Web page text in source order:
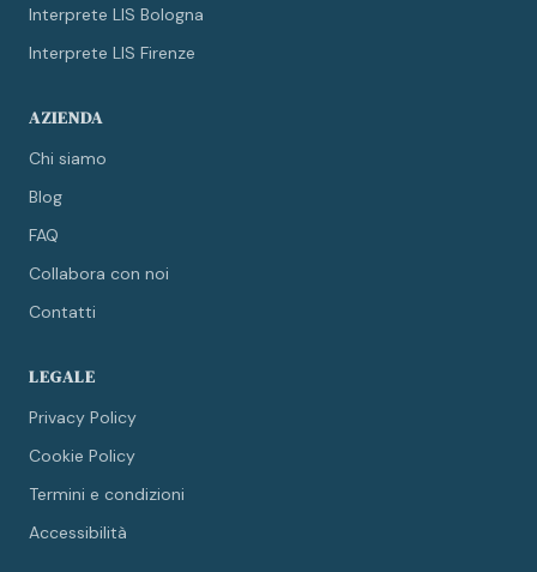
Interprete LIS Bologna
Interprete LIS Firenze
AZIENDA
Chi siamo
Blog
FAQ
Collabora con noi
Contatti
LEGALE
Privacy Policy
Cookie Policy
Termini e condizioni
Accessibilità